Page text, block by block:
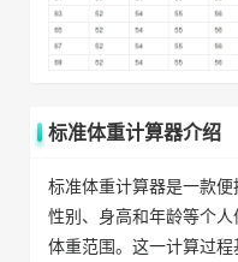
标准体重计算器介绍
标准体重计算器是一款
性别、身高和年龄等个
体重范围。这一计算过